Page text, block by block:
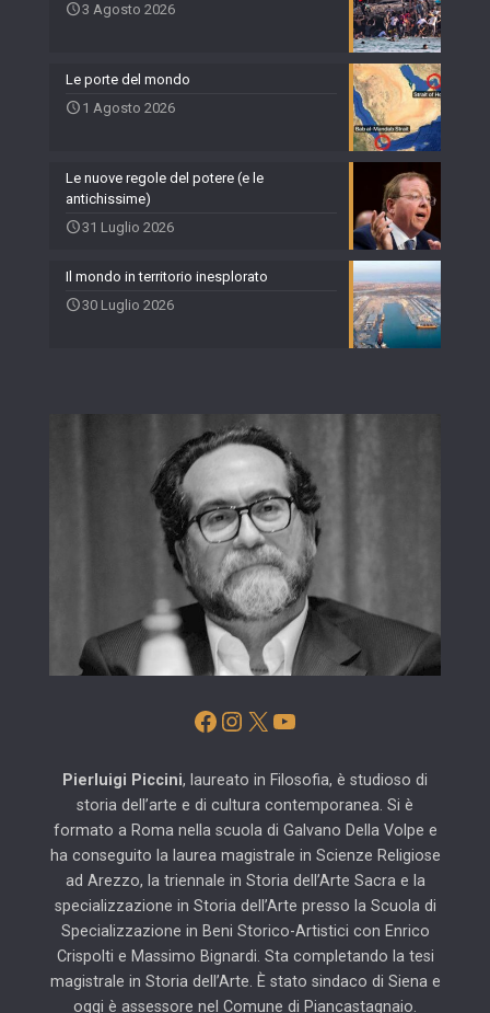
3 Agosto 2026
Le porte del mondo
1 Agosto 2026
Le nuove regole del potere (e le
antichissime)
31 Luglio 2026
Il mondo in territorio inesplorato
30 Luglio 2026
Facebook
Instagram
X YouTube
Pierluigi Piccini, laureato in Filosofia, è studioso di
storia dell’arte e di cultura contemporanea. Si è
formato a Roma nella scuola di Galvano Della Volpe e
ha conseguito la laurea magistrale in Scienze Religiose
ad Arezzo, la triennale in Storia dell’Arte Sacra e la
specializzazione in Storia dell’Arte presso la Scuola di
Specializzazione in Beni Storico-Artistici con Enrico
Crispolti e Massimo Bignardi. Sta completando la tesi
magistrale in Storia dell’Arte. È stato sindaco di Siena e
oggi è assessore nel Comune di Piancastagnaio.